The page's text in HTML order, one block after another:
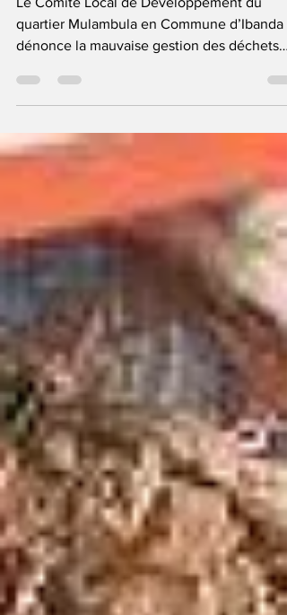
Le Comité Local de Développement du
quartier Mulambula en Commune d’Ibanda
dénonce la mauvaise gestion des déchets
saison pluvieuse approche, ces déchets
présentent un danger imminent à la
population riveraine, indique monsieur
BAHATI CIRIMWAMI, Président du Comité
Local de Développement de Mulambula. Ce
dernier précise que plus de 200 sacs de 100
Kilogramme seront distribués à la pop